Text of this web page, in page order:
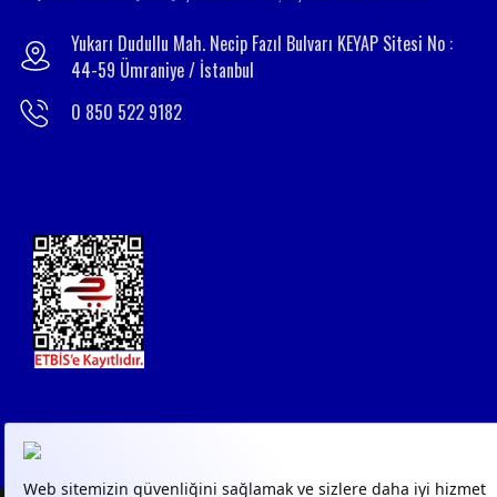
Yukarı Dudullu Mah. Necip Fazıl Bulvarı KEYAP Sitesi No :
44-59 Ümraniye / İstanbul
0 850 522 9182